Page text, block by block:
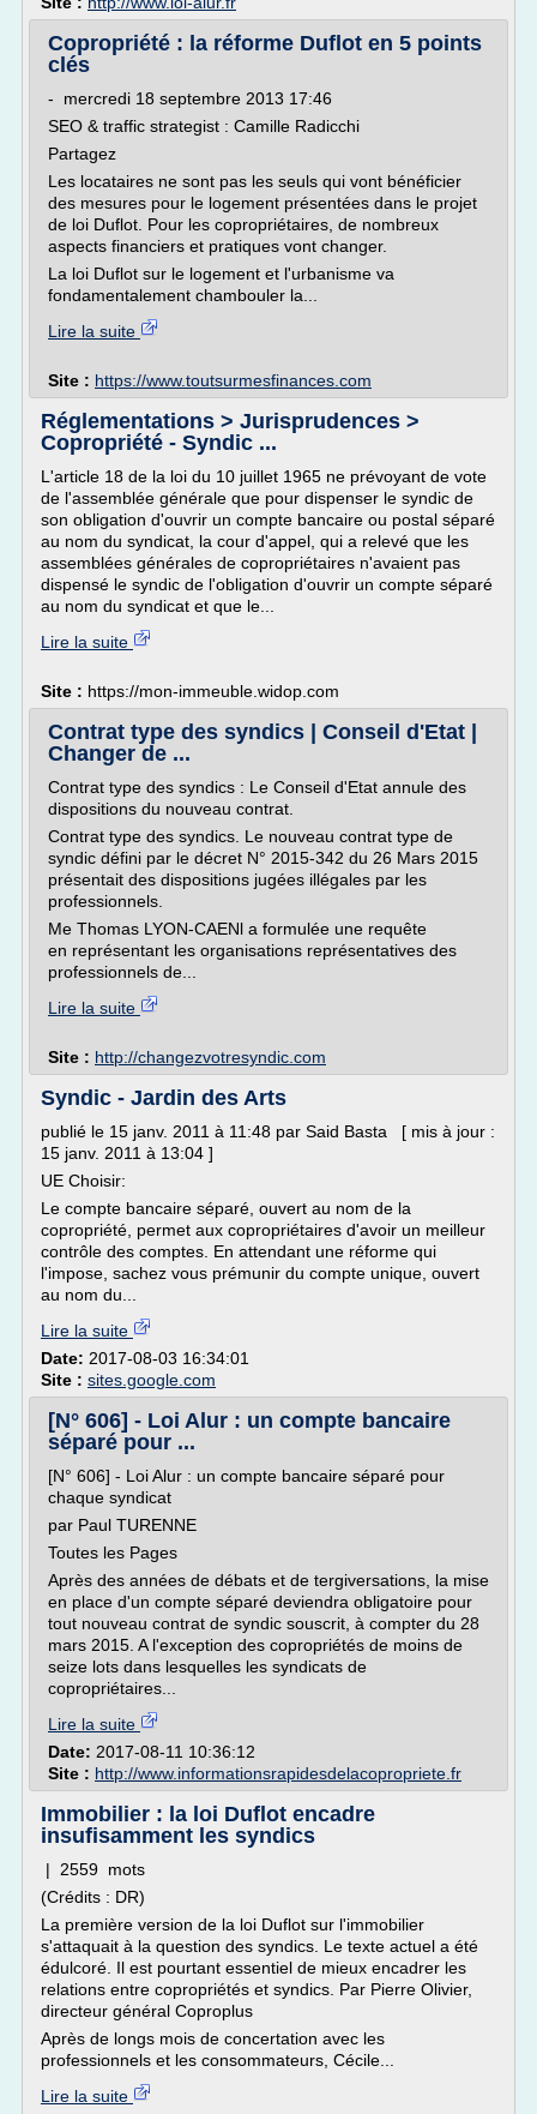
Copropriété : la réforme Duflot en 5 points
clés
- mercredi 18 septembre 2013 17:46
SEO & traffic strategist : Camille Radicchi
Partagez
Les locataires ne sont pas les seuls qui vont bénéficier
des mesures pour le logement présentées dans le projet
de loi Duflot. Pour les copropriétaires, de nombreux
aspects financiers et pratiques vont changer.
La loi Duflot sur le logement et l'urbanisme va
fondamentalement chambouler la...
Lire la suite
Site : https://www.toutsurmesfinances.com
Réglementations > Jurisprudences >
Copropriété - Syndic ...
L'article 18 de la loi du 10 juillet 1965 ne prévoyant de vote
de l'assemblée générale que pour dispenser le syndic de
son obligation d'ouvrir un compte bancaire ou postal séparé
au nom du syndicat, la cour d'appel, qui a relevé que les
assemblées générales de copropriétaires n'avaient pas
dispensé le syndic de l'obligation d'ouvrir un compte séparé
au nom du syndicat et que le...
Lire la suite
Site : https://mon-immeuble.widop.com
Contrat type des syndics | Conseil d'Etat |
Changer de ...
Contrat type des syndics : Le Conseil d'Etat annule des
dispositions du nouveau contrat.
Contrat type des syndics. Le nouveau contrat type de
syndic défini par le décret N° 2015-342 du 26 Mars 2015
présentait des dispositions jugées illégales par les
professionnels.
Me Thomas LYON-CAENl a formulée une requête
en représentant les organisations représentatives des
professionnels de...
Lire la suite
Site : http://changezvotresyndic.com
Syndic - Jardin des Arts
publié le 15 janv. 2011 à 11:48 par Said Basta [ mis à jour :
15 janv. 2011 à 13:04 ]
UE Choisir:
Le compte bancaire séparé, ouvert au nom de la
copropriété, permet aux copropriétaires d'avoir un meilleur
contrôle des comptes. En attendant une réforme qui
l'impose, sachez vous prémunir du compte unique, ouvert
au nom du...
Lire la suite
Date: 2017-08-03 16:34:01
Site : sites.google.com
[N° 606] - Loi Alur : un compte bancaire
séparé pour ...
[N° 606] - Loi Alur : un compte bancaire séparé pour
chaque syndicat
par Paul TURENNE
Toutes les Pages
Après des années de débats et de tergiversations, la mise
en place d'un compte séparé deviendra obligatoire pour
tout nouveau contrat de syndic souscrit, à compter du 28
mars 2015. A l'exception des copropriétés de moins de
seize lots dans lesquelles les syndicats de
copropriétaires...
Lire la suite
Date: 2017-08-11 10:36:12
Site : http://www.informationsrapidesdelacopropriete.fr
Immobilier : la loi Duflot encadre
insufisamment les syndics
| 2559 mots
(Crédits : DR)
La première version de la loi Duflot sur l'immobilier
s'attaquait à la question des syndics. Le texte actuel a été
édulcoré. Il est pourtant essentiel de mieux encadrer les
relations entre copropriétés et syndics. Par Pierre Olivier,
directeur général Coproplus
Après de longs mois de concertation avec les
professionnels et les consommateurs, Cécile...
Lire la suite